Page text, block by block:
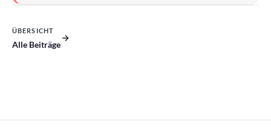
ÜBERSICHT
Alle Beiträge